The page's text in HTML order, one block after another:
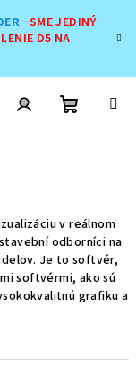
−SME JEDINÝ
D5 NA
v reálnom
odborníci na
Je to softvér,
softvérmi, ako sú
grafiku a